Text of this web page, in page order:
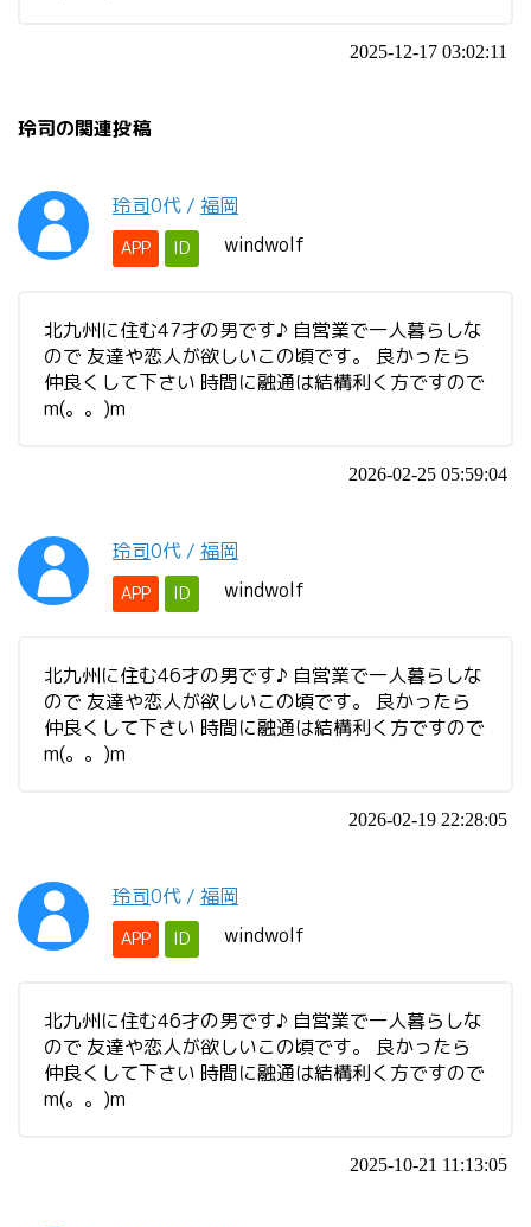
2025-12-17 03:02:11
玲司の関連投稿
玲司0代 / 福岡
APP ID windwolf
北九州に住む47才の男です♪ 自営業で一人暮らしな
ので 友達や恋人が欲しいこの頃です。 良かったら
仲良くして下さい 時間に融通は結構利く方ですので
m(。。)m
2026-02-25 05:59:04
玲司0代 / 福岡
APP ID windwolf
北九州に住む46才の男です♪ 自営業で一人暮らしな
ので 友達や恋人が欲しいこの頃です。 良かったら
仲良くして下さい 時間に融通は結構利く方ですので
m(。。)m
2026-02-19 22:28:05
玲司0代 / 福岡
APP ID windwolf
北九州に住む46才の男です♪ 自営業で一人暮らしな
ので 友達や恋人が欲しいこの頃です。 良かったら
仲良くして下さい 時間に融通は結構利く方ですので
m(。。)m
2025-10-21 11:13:05